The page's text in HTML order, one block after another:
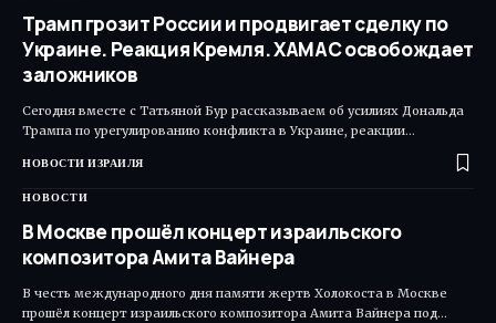
Трамп грозит России и продвигает сделку по
Украине. Реакция Кремля. ХАМАС освобождает
заложников
Сегодня вместе с Татьяной Бур рассказываем об усилиях Дональда
Трампа по урегулированию конфликта в Украине, реакции…
НОВОСТИ ИЗРАИЛЯ
НОВОСТИ
В Москве прошёл концерт израильского
композитора Амита Вайнера
В честь международного дня памяти жертв Холокоста в Москве
прошёл концерт израильского композитора Амита Вайнера под…